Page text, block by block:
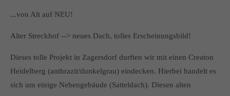
...von Alt auf NEU!
Alter Streckhof --> neues Dach, tolles Erscheinungsbild!
Dieses tolle Projekt in Zagersdorf durften wir mit einen Creaton
Heidelberg (anthrazit/dunkelgrau) eindecken. Hierbei handelt es
sich um einige Nebengebäude (Satteldach). Diesen alten